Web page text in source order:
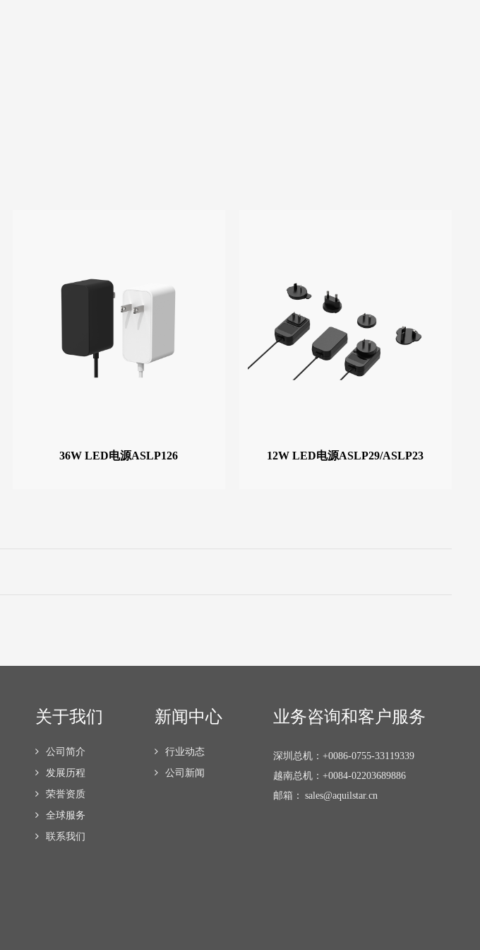
36W LED电源ASLP126 12W LED电源ASLP29/ASLP23
关于我们
公司简介
发展历程
荣誉资质
全球服务
联系我们
新闻中心
行业动态
公司新闻
业务咨询和客户服务
深圳总机： +0086-0755-33119339
越南总机： +0084-02203689886
邮箱： sales@aquilstar.cn